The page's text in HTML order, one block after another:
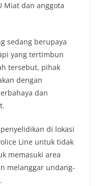
Miat dan anggota
sedang berupaya
yang tertimbun
tersebut, pihak
dengan
dan
di lokasi
Line untuk tidak
memasuki area
melanggar undang-